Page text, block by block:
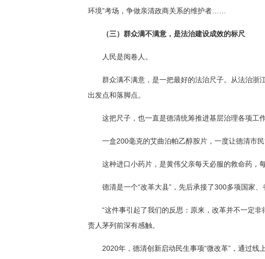
环境”考场，争做亲清政商关系的维护者……
（三）群众满不满意，是法治建设成效的标尺
人民是阅卷人。
群众满不满意，是一把最好的法治尺子。从法治浙
出发点和落脚点。
这把尺子，也一直是德清统筹推进基层治理各项工
一盒200毫克的艾曲泊帕乙醇胺片，一度让德清市民
这种进口小药片，是黄伟父亲每天必服的救命药，
德清是一个“改革大县”，先后承接了300多项国家
“这件事引起了我们的反思：原来，改革并不一定
责人茅列前深有感触。
2020年，德清创新启动民生事项“微改革”，通过